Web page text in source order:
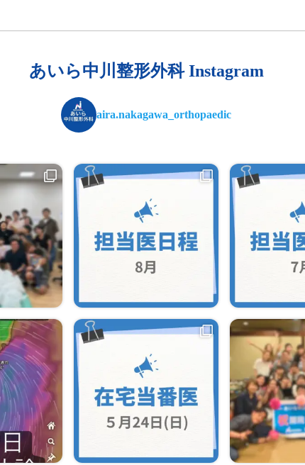
あいら中川整形外科 Instagram
aira.nakagawa_orthopaedic